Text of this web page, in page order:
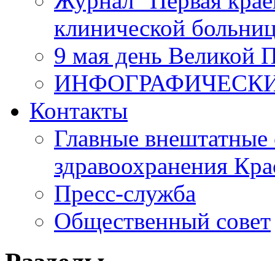
клинической
9 мая день Великой
Контакты
Главные внештатные
здравоохранения
Пресс-служба
Общественный совет